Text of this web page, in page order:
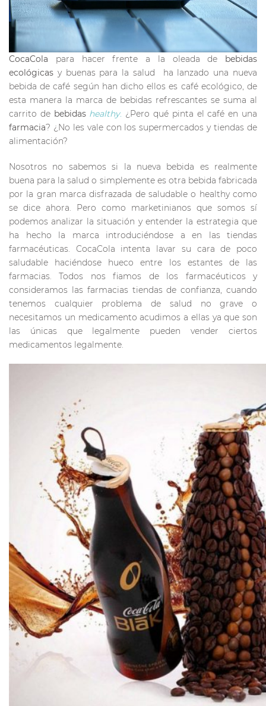
CocaCola para hacer frente a la oleada de bebidas
ecológicas y buenas para la salud ha lanzado una nueva
bebida de café según han dicho ellos es café ecológico, de
esta manera la marca de bebidas refrescantes se suma al
carrito de bebidas healthy. ¿Pero qué pinta el café en una
farmacia? ¿No les vale con los supermercados y tiendas de
alimentación?
Nosotros no sabemos si la nueva bebida es realmente
buena para la salud o simplemente es otra bebida fabricada
por la gran marca disfrazada de saludable o healthy como
se dice ahora. Pero como marketinianos que somos sí
podemos analizar la situación y entender la estrategia que
ha hecho la marca introduciéndose a en las tiendas
farmacéuticas. CocaCola intenta lavar su cara de poco
saludable haciéndose hueco entre los estantes de las
farmacias. Todos nos fiamos de los farmacéuticos y
consideramos las farmacias tiendas de confianza, cuando
tenemos cualquier problema de salud no grave o
necesitamos un medicamento acudimos a ellas ya que son
las únicas que legalmente pueden vender ciertos
medicamentos legalmente.